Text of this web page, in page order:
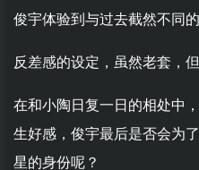
俊宇体验到与过去截然不同的
反差感的设定，虽然老套，
在和小陶日复一日的相处中
生好感，俊宇最后是否会为
星的身份呢？